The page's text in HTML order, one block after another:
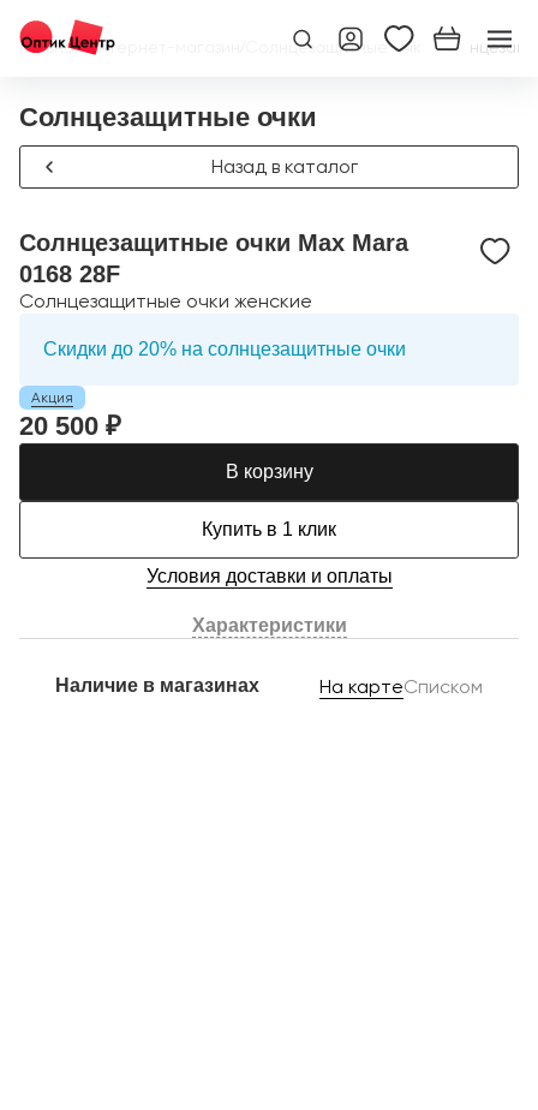
Главная/Интернет-магазин Солнцезащитные очки /
Солнцезащитные очки
Назад в каталог
Солнцезащитные очки Max Mara
0168 28F
Солнцезащитные очки женские
Скидки до 20% на солнцезащитные очки
Акция
20 500 ₽
В корзину
Купить в 1 клик
Условия доставки и оплаты
Характеристики
Наличие в магазинах На картеСписком